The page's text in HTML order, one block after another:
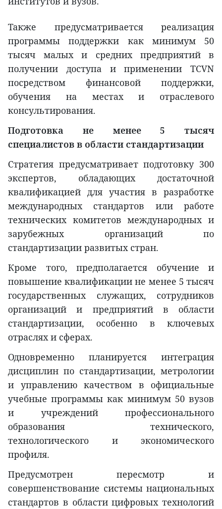
Также предусматривается реализация
программы поддержки как минимум 50
тысяч малых и средних предприятий в
получении доступа и применении TCVN
посредством финансовой поддержки,
обучения на местах и отраслевого
консультирования.
Подготовка не менее 5 тысяч
специалистов в области стандартизации
Стратегия предусматривает подготовку 300
экспертов, обладающих достаточной
квалификацией для участия в разработке
международных стандартов или работе
технических комитетов международных и
зарубежных организаций по
стандартизации развитых стран.
Кроме того, предполагается обучение и
повышение квалификации не менее 5 тысяч
государственных служащих, сотрудников
организаций и предприятий в области
стандартизации, особенно в ключевых
отраслях и сферах.
Одновременно планируется интеграция
дисциплин по стандартизации, метрологии
и управлению качеством в официальные
учебные программы как минимум 50 вузов
и учреждений профессионального
образования технического,
технологического и экономического
профиля.
Предусмотрен пересмотр и
совершенствование системы национальных
стандартов в области цифровых технологий